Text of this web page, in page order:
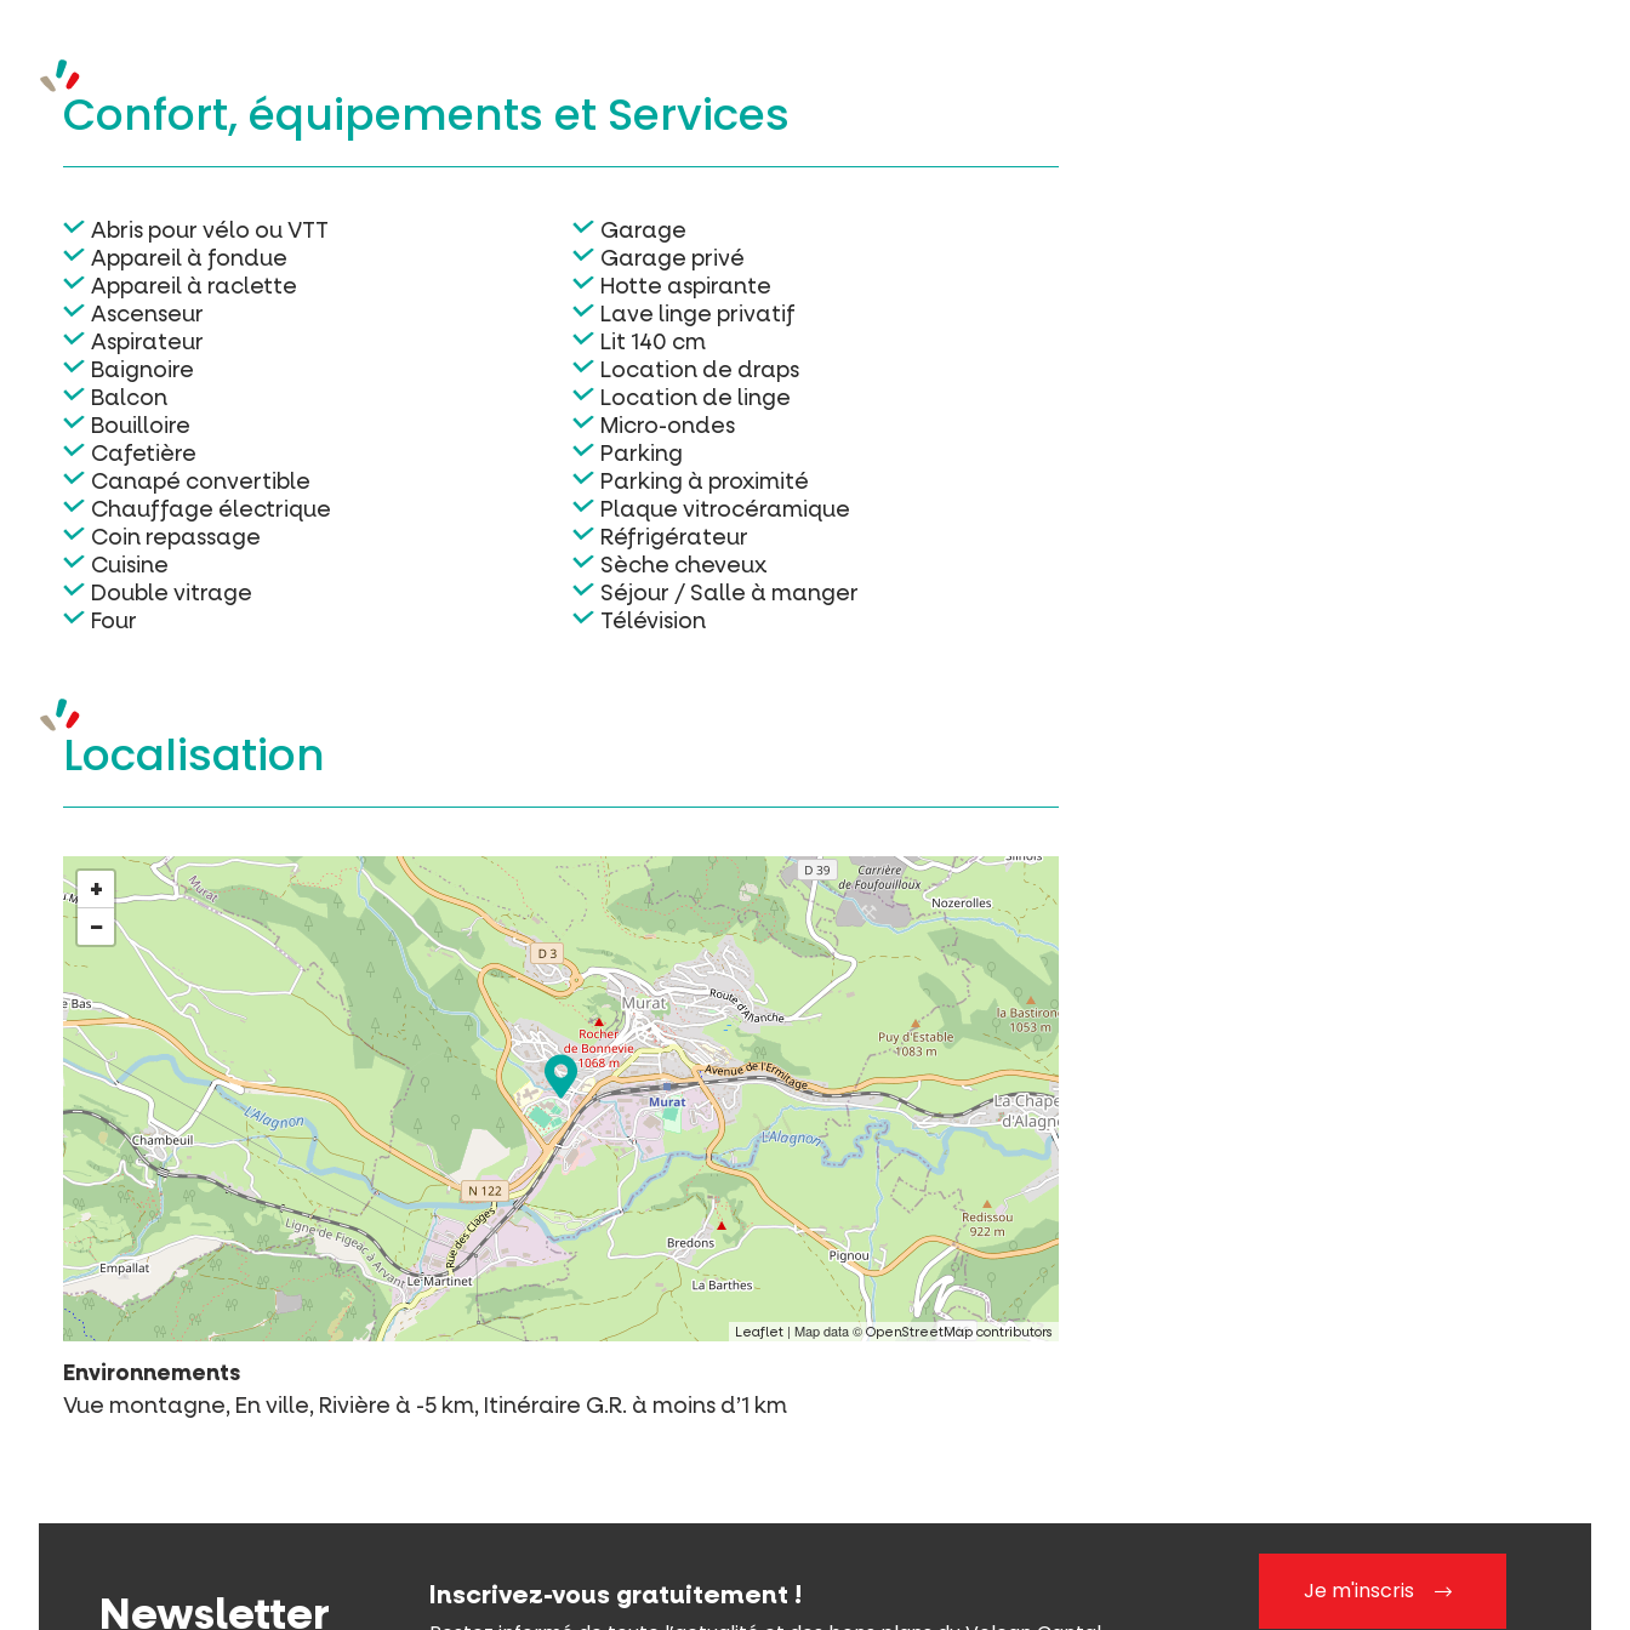
Confort, équipements et Services
Abris pour vélo ou VTT
Appareil à fondue
Appareil à raclette
Ascenseur
Aspirateur
Baignoire
Balcon
Bouilloire
Cafetière
Canapé convertible
Chauffage électrique
Coin repassage
Cuisine
Double vitrage
Four
Garage
Garage privé
Hotte aspirante
Lave linge privatif
Lit 140 cm
Location de draps
Location de linge
Micro-ondes
Parking
Parking à proximité
Plaque vitrocéramique
Réfrigérateur
Sèche cheveux
Séjour / Salle à manger
Télévision
Localisation
+
−
Leaflet | Map data ©OpenStreetMap contributors
Environnements
Vue montagne, En ville, Rivière à -5 km, Itinéraire G.R. à moins d’1 km
Newsletter Inscrivez-vous gratuitement ! Je m'inscris